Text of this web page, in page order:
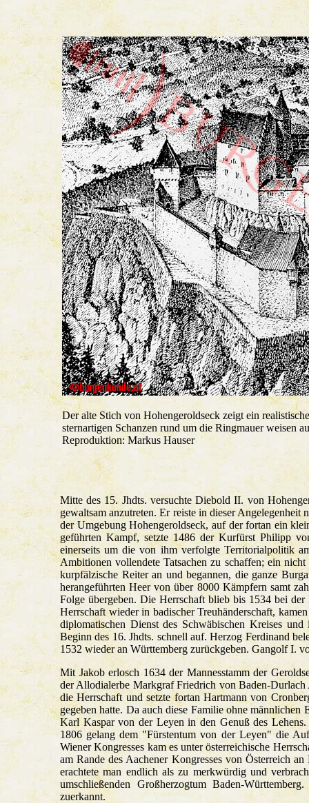
Der alte Stich von Hohengeroldseck zeigt ein
sternartigen Schanzen rund um die Ringmauer weisen
Reproduktion: Markus Hauser
Mitte des 15. Jhdts. versuchte Diebold II. von
gewaltsam anzutreten. Er reiste in dieser
der Umgebung Hohengeroldseck, auf der fortan ein
geführten Kampf, setzte 1486 der Kurfürst Philipp
einerseits um die von ihm verfolgte Territorialpolitik
Ambitionen vollendete Tatsachen zu schaffen; ein
kurpfälzische Reiter an und begannen, die ganze
herangeführten Heer von über 8000 Kämpfern samt
Folge übergeben. Die Herrschaft blieb bis 1534 bei
Herrschaft wieder in badischer Treuhänderschaft,
diplomatischen Dienst des Schwäbischen Kreises
Beginn des 16. Jhdts. schnell auf. Herzog Ferdinand
1532 wieder an Württemberg zurückgeben. Gangolf I.
Mit Jakob erlosch 1634 der Mannesstamm der
der Allodialerbe Markgraf Friedrich von Baden-Durlach
die Herrschaft und setzte fortan Hartmann von
gegeben hatte. Da auch diese Familie ohne
Karl Kaspar von der Leyen in den Genuß des
1806 gelang dem "Fürstentum von der Leyen" die
Wiener Kongresses kam es unter österreichische
am Rande des Aachener Kongresses von Österreich
erachtete man endlich als zu merkwürdig und
umschließenden Großherzogtum Baden-
zuerkannt.